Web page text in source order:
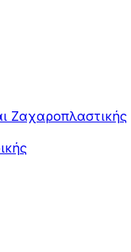
Ζαχαροπλαστικής